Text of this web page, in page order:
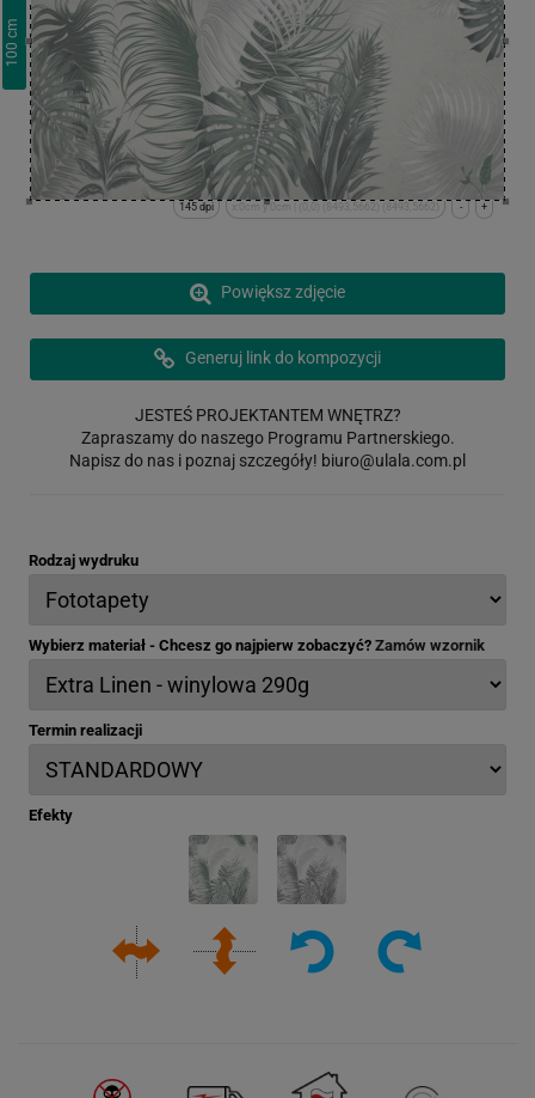
100
cm
+
-
x:0cm y:0cm | (0,0) (8493,5662) (8493,5662)
145 dpi
Powiększ zdjęcie
Generuj link do kompozycji
JESTEŚ PROJEKTANTEM WNĘTRZ?
Zapraszamy do naszego Programu Partnerskiego.
Napisz do nas i poznaj szczegóły! biuro@ulala.com.pl
Rodzaj wydruku
Wybierz materiał - Chcesz go najpierw zobaczyć? Zamów wzornik
Termin realizacji
Efekty